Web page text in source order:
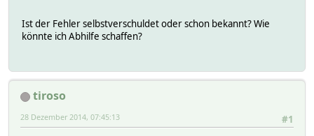
Ist der Fehler selbstverschuldet oder schon bekannt? Wie
könnte ich Abhilfe schaffen?
tiroso
#1
28 Dezember 2014, 07:45:13